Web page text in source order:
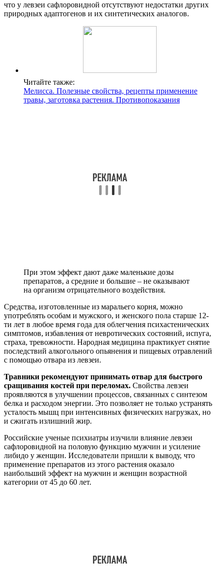
что у левзеи сафлоровидной отсутствуют недостатки других
природных адаптогенов и их синтетических аналогов.
Читайте также:
Мелисса. Полезные свойства, рецепты применение
травы, заготовка растения. Противопоказания
При этом эффект дают даже маленькие дозы
препаратов, а средние и большие – не оказывают
на организм отрицательного воздействия.
Средства, изготовленные из маральего корня, можно
употреблять особам и мужского, и женского пола старше 12-
ти лет в любое время года для облегчения психастенических
симптомов, избавления от невротических состояний, испуга,
страха, тревожности. Народная медицина практикует снятие
последствий алкогольного опьянения и пищевых отравлений
с помощью отвара из левзеи.
Травники рекомендуют принимать отвар для быстрого
сращивания костей при переломах. Свойства левзеи
проявляются в улучшении процессов, связанных с синтезом
белка и расходом энергии. Это позволяет не только устранять
усталость мышц при интенсивных физических нагрузках, но
и сжигать излишний жир.
Российские ученые психиатры изучили влияние левзеи
сафлоровидной на половую функцию мужчин и усиление
либидо у женщин. Исследователи пришли к выводу, что
применение препаратов из этого растения оказало
наибольший эффект на мужчин и женщин возрастной
категории от 45 до 60 лет.